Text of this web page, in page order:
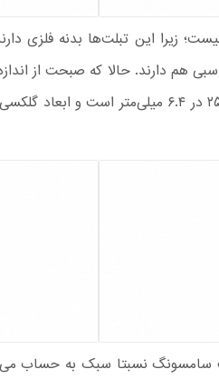
زیرا این تبلت‌ها بدنه فلزی
هم دارند. حالا که صبحت از